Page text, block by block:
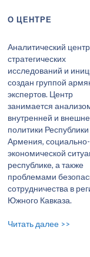
О ЦЕНТРЕ
Аналитический центр
стратегических
исследований и
создан группой
экспертов. Центр
занимается
внутренней и
политики Республики
Армения, социально-
экономической
республике, а также
проблемами
сотрудничества в
Южного Кавказа.
Читать далее >>